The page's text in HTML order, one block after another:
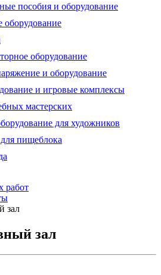
пособия и оборудование
оборудование
оборудование
и оборудование
и игровые комплексы
мастерских
для художников
пищеблока
работ
зал
зал